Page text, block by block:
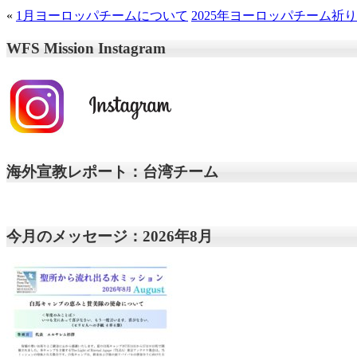
« 1月ヨーロッパチームについて 2025年ヨーロッパチーム祈
WFS Mission Instagram
海外宣教レポート：台湾チーム
今月のメッセージ：2026年8月